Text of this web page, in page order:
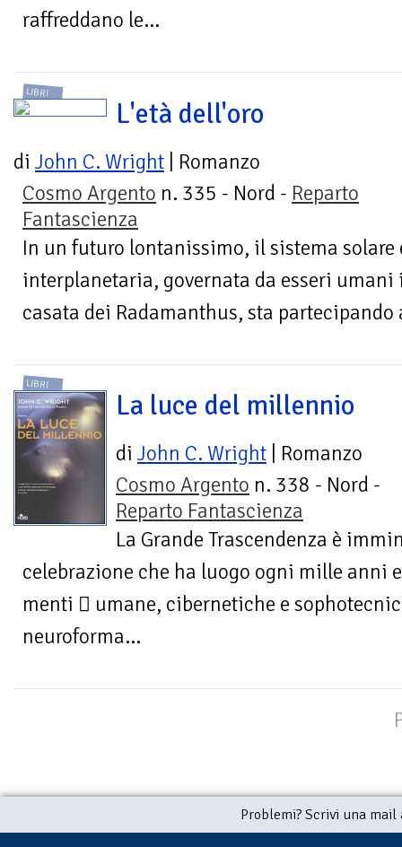
raffreddano le...
LIBRI
L'età dell'oro
di John C. Wright | Romanzo
Cosmo Argento n. 335 - Nord - Reparto
Fantascienza
In un futuro lontanissimo, il sistema solare
interplanetaria, governata da esseri
casata dei Radamanthus, sta
LIBRI
La luce del millennio
di John C. Wright | Romanzo
Cosmo Argento n. 338 - Nord -
Reparto Fantascienza
La Grande Trascendenza è
celebrazione che ha luogo ogni mille anni
menti  umane, cibernetiche e
neuroforma...
Problemi? Scrivi una